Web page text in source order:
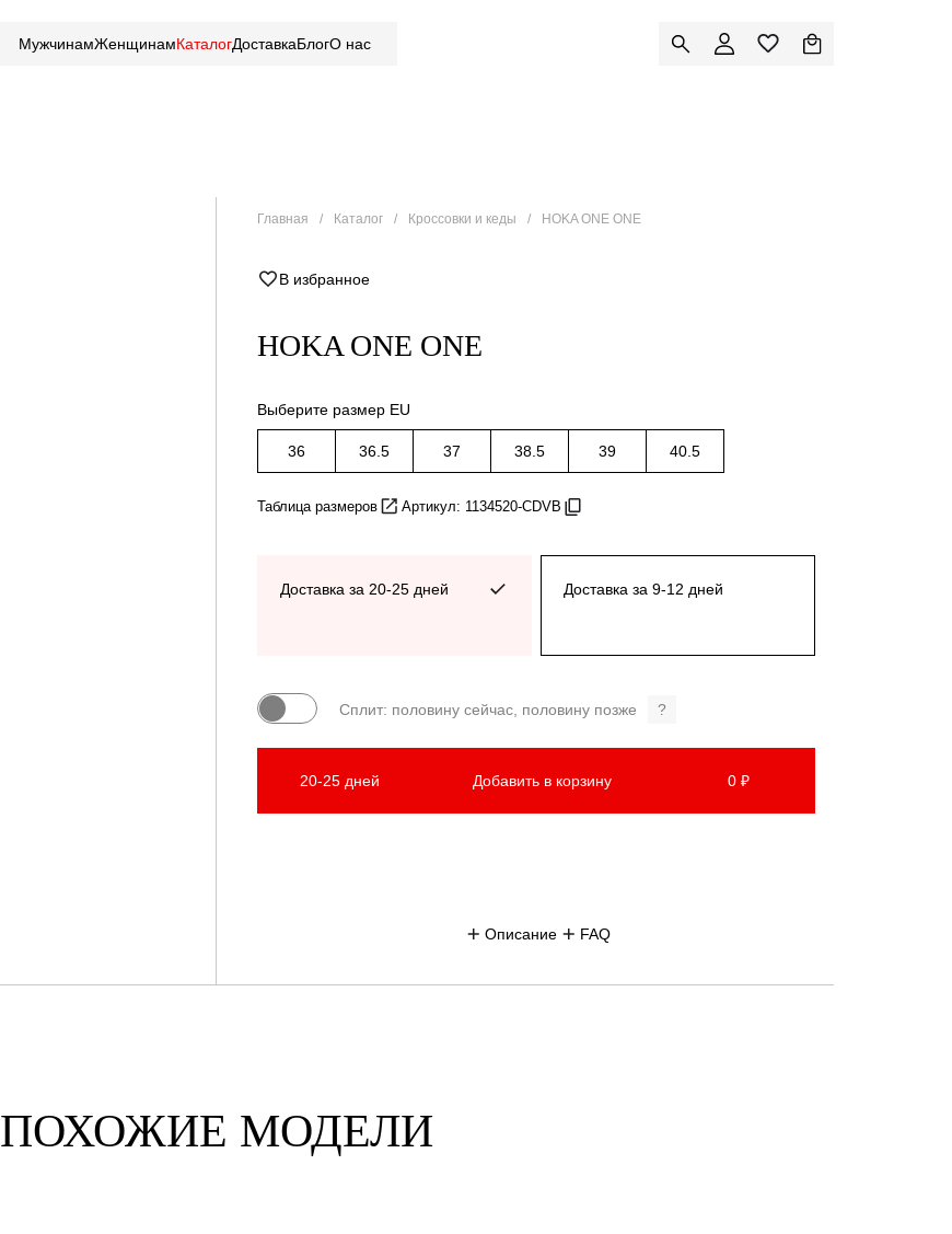
МужчинамЖенщинамКаталогДоставкаБлогО нас
Главная Каталог Кроссовки и кеды HOKA ONE ONE
HOKA ONE ONE
В избранное
Выберите размер EU
36 36.5 37 38.5 39 40.5
Таблица размеров Артикул: 1134520-CDVB
Доставка за 20-25 дней Доставка за 9-12 дней
Сплит: половину сейчас, половину позже ?
20-25 дней Добавить в корзину 0 ₽
Описание FAQ
ПОХОЖИЕ МОДЕЛИ